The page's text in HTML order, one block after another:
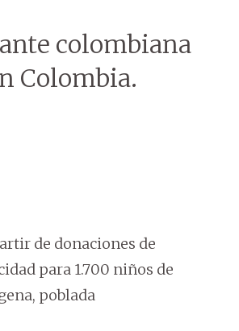
colombiana
Colombia.
de donaciones de
para 1.700 niños de
poblada